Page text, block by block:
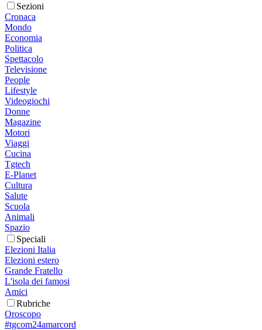
Sezioni
Cronaca
Mondo
Economia
Politica
Spettacolo
Televisione
People
Lifestyle
Videogiochi
Donne
Magazine
Motori
Viaggi
Cucina
Tgtech
E-Planet
Cultura
Salute
Scuola
Animali
Spazio
Speciali
Elezioni Italia
Elezioni estero
Grande Fratello
L'isola dei famosi
Amici
Rubriche
Oroscopo
#tgcom24amarcord